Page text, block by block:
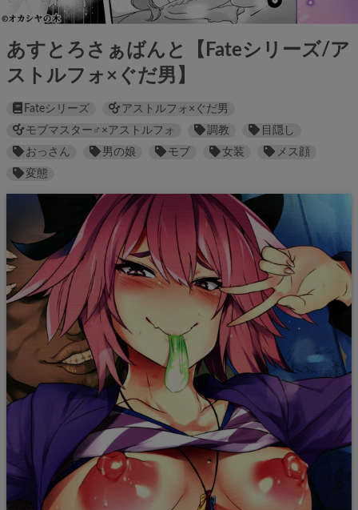
あすとろさぁばんと【Fateシリーズ/ア
ストルフォ×ぐだ男】
Fateシリーズ
アストルフォ×ぐだ男
モブマスター♂×アストルフォ
調教
目隠し
おっさん
男の娘 モブ 女装
メス顔
変態